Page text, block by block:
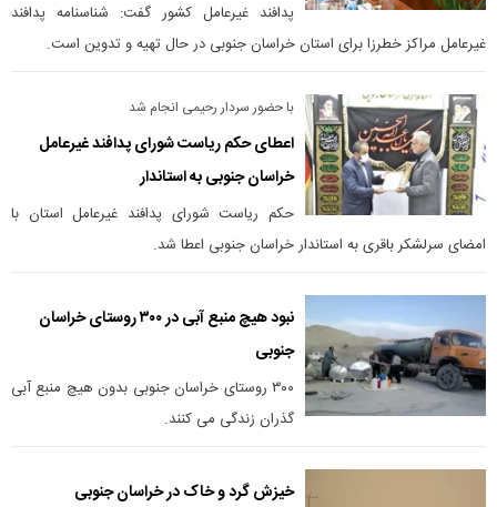
پدافند غیرعامل کشور گفت: شناسنامه پدافند
غیرعامل مراکز خطرزا برای استان خراسان جنوبی در حال تهیه و تدوین است.
با حضور سردار رحیمی انجام شد
اعطای حکم ریاست شورای پدافند غیرعامل
خراسان جنوبی به استاندار
حکم ریاست شورای پدافند غیرعامل استان با
امضای سرلشکر باقری به استاندار خراسان جنوبی اعطا شد.
نبود هیچ منبع آبی در ۳۰۰ روستای خراسان
جنوبی
۳۰۰ روستای خراسان جنوبی بدون هیچ منبع آبی
گذران زندگی می کنند.
خیزش گرد و خاک در خراسان جنوبی